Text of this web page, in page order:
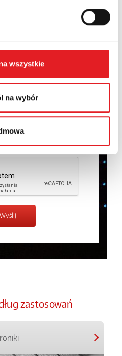
wszystkie
na wybór
S.A. Więcej informacji na
zastosowań